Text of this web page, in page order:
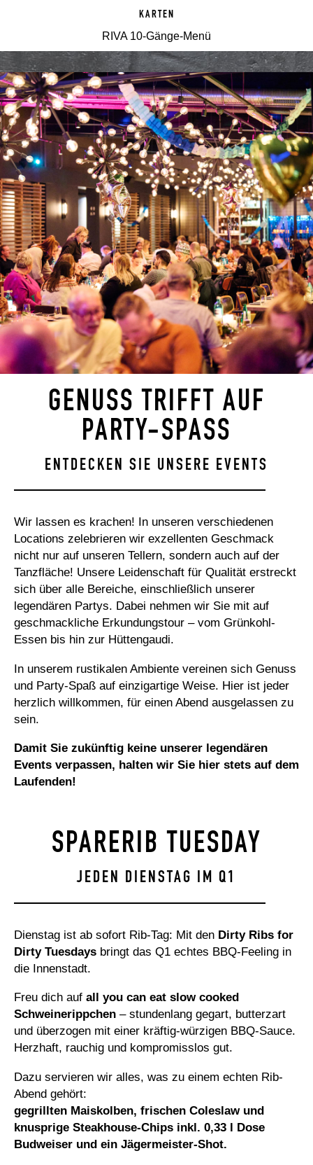
KARTEN
RIVA 10-Gänge-Menü
GENUSS TRIFFT AUF
PARTY-SPASS
ENTDECKEN SIE UNSERE EVENTS
Wir lassen es krachen! In unseren verschiedenen
Locations zelebrieren wir exzellenten Geschmack
nicht nur auf unseren Tellern, sondern auch auf der
Tanzfläche! Unsere Leidenschaft für Qualität erstreckt
sich über alle Bereiche, einschließlich unserer
legendären Partys. Dabei nehmen wir Sie mit auf
geschmackliche Erkundungstour – vom Grünkohl-
Essen bis hin zur Hüttengaudi.
In unserem rustikalen Ambiente vereinen sich Genuss
und Party-Spaß auf einzigartige Weise. Hier ist jeder
herzlich willkommen, für einen Abend ausgelassen zu
sein.
Damit Sie zukünftig keine unserer legendären
Events verpassen, halten wir Sie hier stets auf dem
Laufenden!
SPARERIB TUESDAY
JEDEN DIENSTAG IM Q1
Dienstag ist ab sofort Rib-Tag: Mit den Dirty Ribs for
Dirty Tuesdays bringt das Q1 echtes BBQ-Feeling in
die Innenstadt.
Freu dich auf all you can eat slow cooked
Schweinerippchen – stundenlang gegart, butterzart
und überzogen mit einer kräftig-würzigen BBQ-Sauce.
Herzhaft, rauchig und kompromisslos gut.
Dazu servieren wir alles, was zu einem echten Rib-
Abend gehört:
gegrillten Maiskolben, frischen Coleslaw und
knusprige Steakhouse-Chips inkl. 0,33 l Dose
Budweiser und ein Jägermeister-Shot.